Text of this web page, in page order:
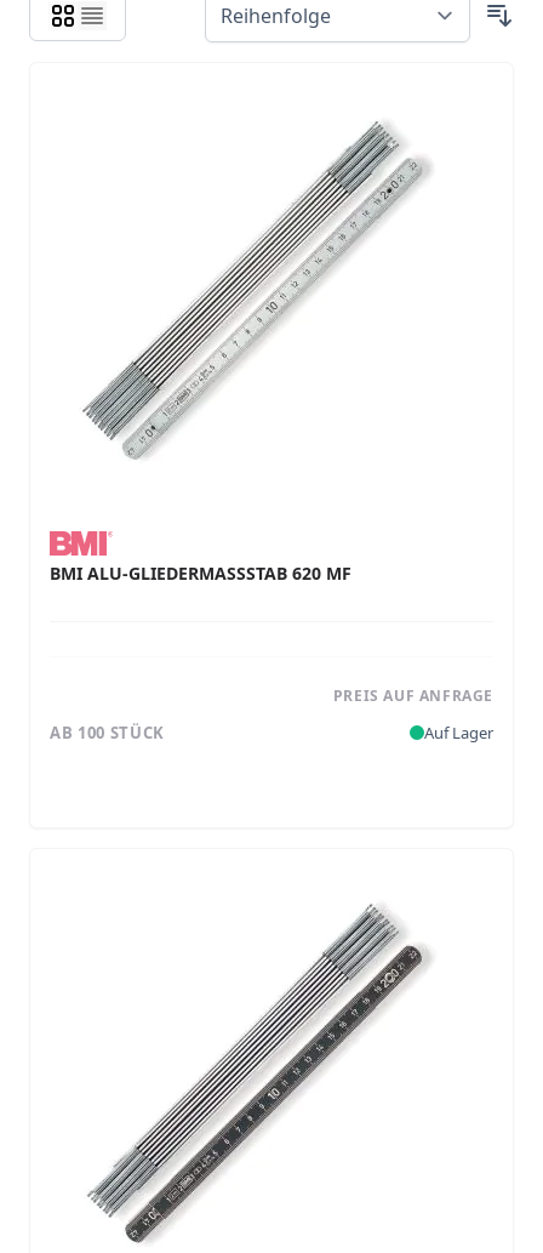
BMI ALU-GLIEDERMASSSTAB 620 MF
PREIS AUF ANFRAGE
AB 100 STÜCK Auf Lager